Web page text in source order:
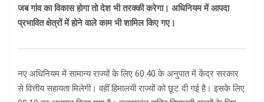
जब गांव का विकास होगा तो देश भी तरक्की करेगा। अधिनियम में आपदा
प्रभावित क्षेत्रों में होने वाले काम भी शामिल किए गए।
नए अधिनियम में सामान्य राज्यों के लिए 60:40 के अनुपात में केंद्र सरकार
से वित्तीय सहायता मिलेगी। वहीं हिमालयी राज्यों को छूट दी गई है। इसके लिए